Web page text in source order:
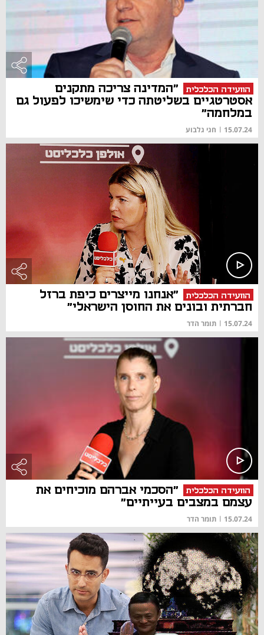
הוועידה הכלכלית
"המדינה צריכה מתקנים
אסטרטגיים בשליטתה כדי שימשיכו לפעול גם
במלחמה"
15.07.24
| חגי גלבוע
הוועידה הכלכלית
"אנחנו מייצרים כיפת ברזל
חברתית ובונים את החוסן הישראלי"
15.07.24
| תומר הדר
הוועידה הכלכלית
"הסכמי אברהם מוכיחים את
עצמם במצבים בעייתיים"
15.07.24
| תומר הדר